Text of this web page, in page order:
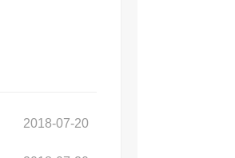
2018-07-20